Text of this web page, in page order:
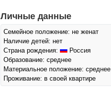
Личные данные
Семейное положение: не женат
Наличие детей: нет
Страна рождения:
Россия
Образование: среднее
Материальное положение: среднее
Проживание: в своей квартире